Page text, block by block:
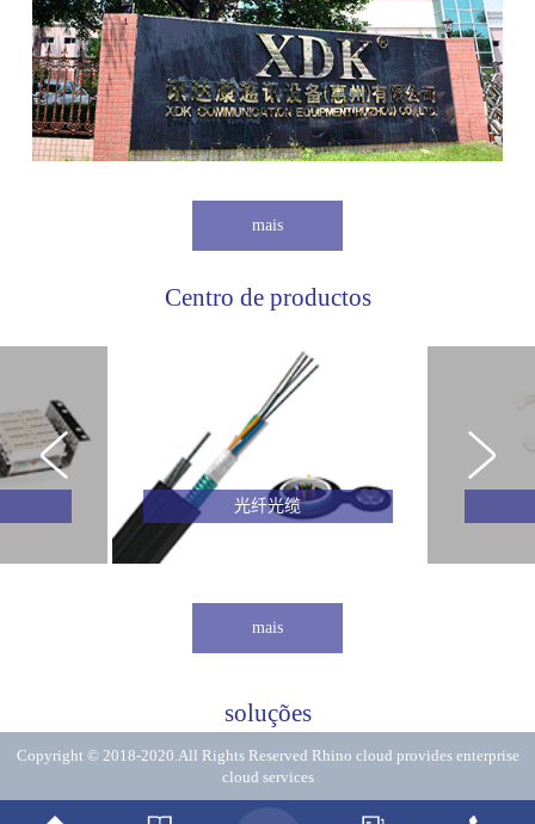
mais
Centro de productos
光纤光缆
mais
soluções
Copyright © 2018-2020.All Rights Reserved Rhino cloud provides enterprise
cloud services